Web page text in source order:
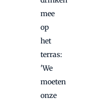
toekomst:
'Waar
hecht de
gast écht
waarde
mee
op
het
terras:
'We
moeten
onze